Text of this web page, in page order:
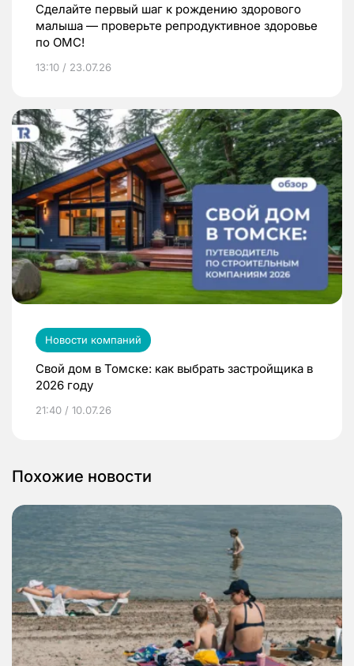
Сделайте первый шаг к рождению здорового
малыша — проверьте репродуктивное здоровье
по ОМС!
13:10 / 23.07.26
Новости компаний
Свой дом в Томске: как выбрать застройщика в
2026 году
21:40 / 10.07.26
Похожие новости